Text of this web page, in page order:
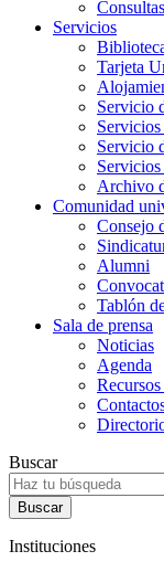
Servicios
Tarjeta
Servicio
Servicio
Archivo
Comunidad
Consejo
Alumni
Tablón
Sala de prensa
Noticias
Agenda
Buscar
Instituciones